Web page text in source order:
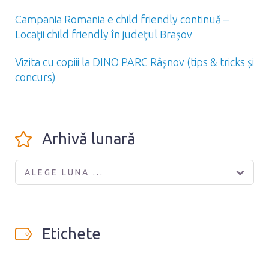
Campania Romania e child friendly continuă –
Locaţii child friendly în judeţul Braşov
Vizita cu copiii la DINO PARC Râşnov (tips & tricks și
concurs)
Arhivă lunară
ALEGE LUNA ...
Etichete